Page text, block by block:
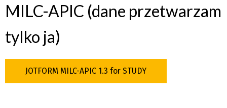
MILC-APIC (dane przetwarzam
tylko ja)
JOTFORM MILC-APIC 1.3 for STUDY